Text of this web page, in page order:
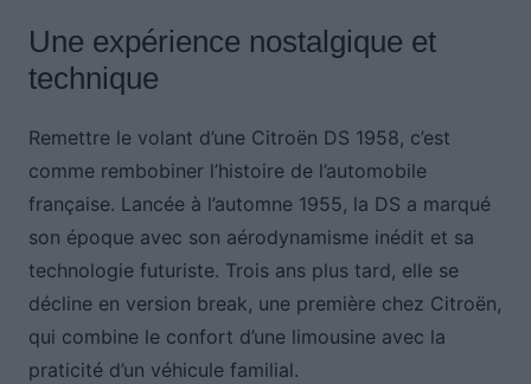
Une expérience nostalgique et
technique
Remettre le volant d’une Citroën DS 1958, c’est
comme rembobiner l’histoire de l’automobile
française. Lancée à l’automne 1955, la DS a marqué
son époque avec son aérodynamisme inédit et sa
technologie futuriste. Trois ans plus tard, elle se
décline en version break, une première chez Citroën,
qui combine le confort d’une limousine avec la
praticité d’un véhicule familial.